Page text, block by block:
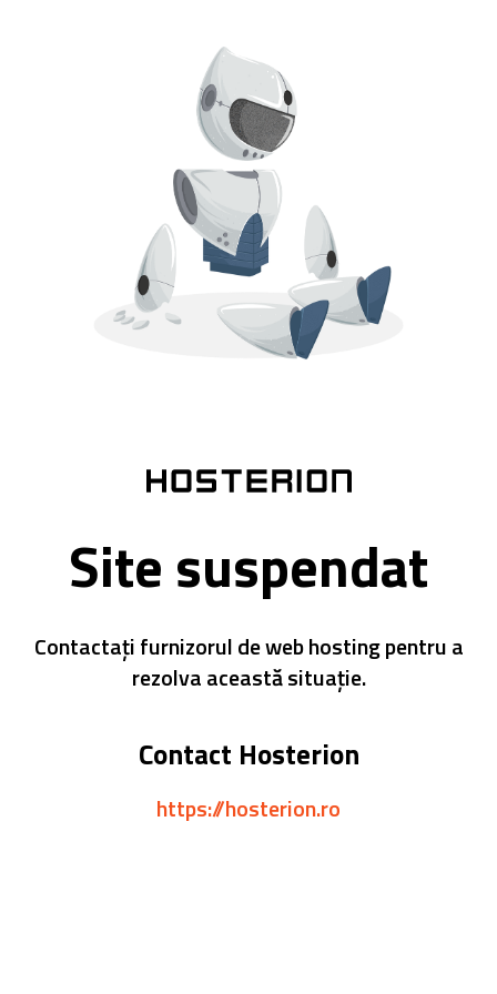
Site suspendat
Contactați furnizorul de web hosting pentru a
rezolva această situație.
Contact Hosterion
https://hosterion.ro